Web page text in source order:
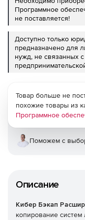
Программное
не поставляется!
Доступно только
предназначено для
нужд, не связанных
Описание
Кибер Бэкап
копирование
Товар больше не
похожие товары из
Программное
Поможем с